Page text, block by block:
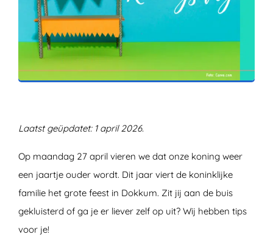
Laatst geüpdatet: 1 april 2026.
Op maandag 27 april vieren we dat onze koning weer
een jaartje ouder wordt. Dit jaar viert de koninklijke
familie het grote feest in Dokkum. Zit jij aan de buis
gekluisterd of ga je er liever zelf op uit? Wij hebben tips
voor je!